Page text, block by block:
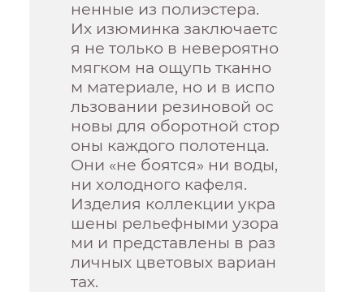
ненные из полиэстера.
Их изюминка заключаетс
я не только в невероятно
мягком на ощупь тканно
м материале, но и в испо
льзовании резиновой ос
новы для оборотной стор
оны каждого полотенца.
Они «не боятся» ни воды,
ни холодного кафеля.
Изделия коллекции укра
шены рельефными узора
ми и представлены в раз
личных цветовых вариан
тах.